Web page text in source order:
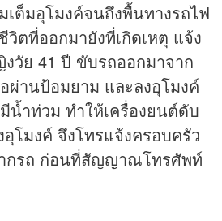
ต็มอุโมงค์จนถึงพื้นทางรถไฟ
ตที่ออกมายังที่เกิดเหตุ แจ้ง
วัย 41 ปี ขับรถออกมาจาก
ผ่านป้อมยาม และลงอุโมงค์
น้ำท่วม ทำให้เครื่องยนต์ดับ
โมงค์ จึงโทรแจ้งครอบครัว
กรถ ก่อนที่สัญญาณโทรศัพท์